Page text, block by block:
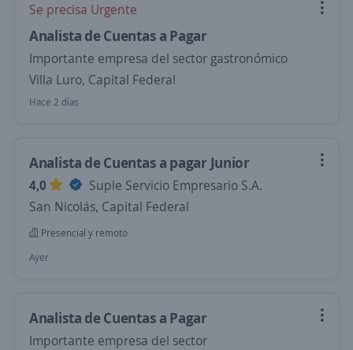
Se precisa Urgente
Analista de Cuentas a Pagar
Importante empresa del sector gastronómico
Villa Luro, Capital Federal
Hace 2 días
Analista de Cuentas a pagar Junior
4,0
Suple Servicio Empresario S.A.
San Nicolás, Capital Federal
Presencial y remoto
Ayer
Analista de Cuentas a Pagar
Importante empresa del sector